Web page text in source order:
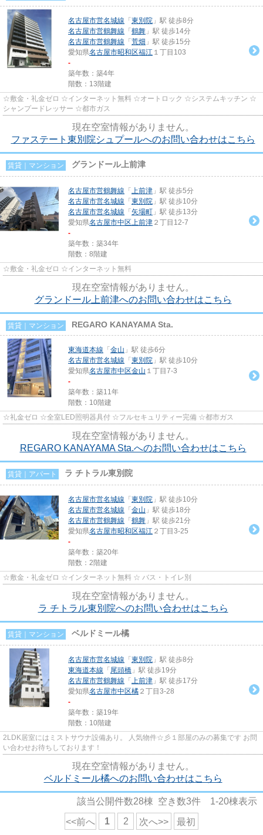
名古屋市営名城線 「 東別院 」駅 徒歩8分
名古屋市営鶴舞線 「 鶴舞 」駅 徒歩14分
名古屋市営鶴舞線 「 荒畑 」駅 徒歩15分
愛知県名古屋市昭和区福江 １丁目103
-
築年数：築4年
階数：13階建
☆敷金・礼金ゼロ ☆インターネット無料 ☆オートロック ☆システムキッチン ☆
シャンプードレッサー ☆都市ガス
現在空室情報がありません。
ファステート東別院シュプールへのお問い合わせはこちら
賃貸｜マンション グランドール上前津
名古屋市営鶴舞線 「 上前津 」駅 徒歩5分
名古屋市営名城線 「 東別院 」駅 徒歩10分
名古屋市営名城線 「 矢場町 」駅 徒歩13分
愛知県名古屋市中区上前津 ２丁目12-7
-
築年数：築34年
階数：8階建
☆敷金・礼金ゼロ ☆インターネット無料
現在空室情報がありません。
グランドール上前津へのお問い合わせはこちら
賃貸｜マンション REGARO KANAYAMA Sta.
東海道本線 「 金山 」駅 徒歩6分
名古屋市営名城線 「 東別院 」駅 徒歩10分
愛知県名古屋市中区金山 １丁目7-3
-
築年数：築11年
階数：10階建
☆礼金ゼロ ☆全室LED照明器具付 ☆フルセキュリティー完備 ☆都市ガス
現在空室情報がありません。
REGARO KANAYAMA Sta.へのお問い合わせはこちら
賃貸｜アパート ラ チトラル東別院
名古屋市営名城線 「 東別院 」駅 徒歩10分
名古屋市営名城線 「 金山 」駅 徒歩18分
名古屋市営鶴舞線 「 鶴舞 」駅 徒歩21分
愛知県名古屋市昭和区福江 ２丁目3-25
-
築年数：築20年
階数：2階建
☆敷金・礼金ゼロ ☆インターネット無料 ☆ バス・トイレ別
現在空室情報がありません。
ラ チトラル東別院へのお問い合わせはこちら
賃貸｜マンション ベルドミール橘
名古屋市営名城線 「 東別院 」駅 徒歩8分
東海道本線 「 尾頭橋 」駅 徒歩19分
名古屋市営鶴舞線 「 上前津 」駅 徒歩17分
愛知県名古屋市中区橘 ２丁目3-28
-
築年数：築19年
階数：10階建
2LDK居室にはミストサウナ設備あり。 人気物件☆彡１部屋のみの募集です お問
い合わせお待ちしております！
現在空室情報がありません。
ベルドミール橘へのお問い合わせはこちら
該当公開件数28棟 空き数3件 1-20棟表示
<<前へ 1 2 次へ>> 最初